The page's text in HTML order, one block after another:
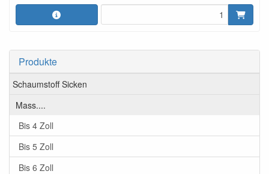
Produkte
Schaumstoff Sicken
Mass....
Bis 4 Zoll
Bis 5 Zoll
Bis 6 Zoll